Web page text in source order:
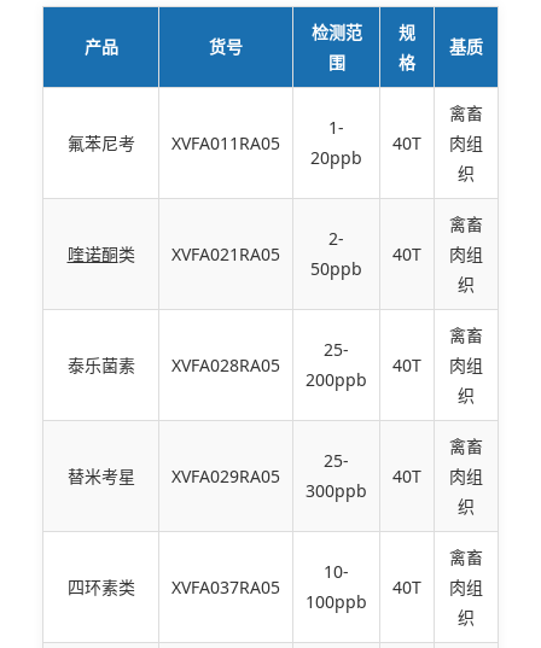
产品 货号
检测范
围
规
格
基质
氟苯尼考 XVFA011RA05
1-
20ppb
40T
禽畜
肉组
织
喹诺酮类 XVFA021RA05
2-
50ppb
40T
禽畜
肉组
织
泰乐菌素 XVFA028RA05
25-
200ppb
40T
禽畜
肉组
织
替米考星 XVFA029RA05
25-
300ppb
40T
禽畜
肉组
织
四环素类 XVFA037RA05
10-
100ppb
40T
禽畜
肉组
织